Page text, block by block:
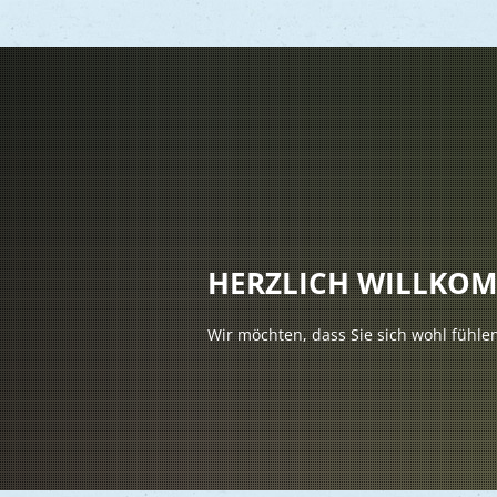
HERZLICH
Wir möchten, dass Sie sich wohl